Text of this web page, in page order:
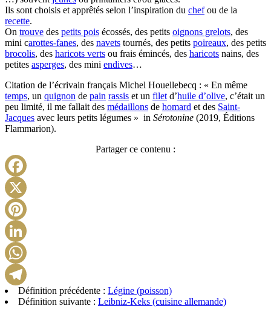
Ils sont choisis et apprêtés selon l’inspiration du chefou de la
recette.
On trouve des petits pois écossés, des petits oignons grelots, des
mini carottes-fanes, des navets tournés, des petits poireaux, des petits
brocolis, des haricots verts ou frais émincés, des haricots nains, des
petites asperges, des mini endives…
Citation de l’écrivain français Michel Houellebecq : « En même
temps, un quignon de pain rassis et un filet d’huile d’olive, c’était un
peu limité, il me fallait des médaillons de homard et des Saint-
Jacques avec leurs petits légumes » in Sérotonine (2019, Éditions
Flammarion).
Partager ce contenu :
Telegram
Définition précédente : Légine (poisson)
Définition suivante : Leibniz-Keks (cuisine allemande)